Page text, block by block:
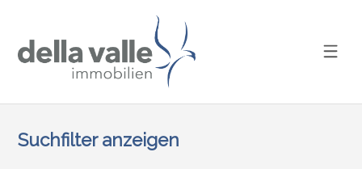
Suchfilter anzeigen